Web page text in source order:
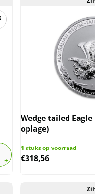
Wedge tailed Eagle
oplage)
1 stuks op voorraad
€318,56